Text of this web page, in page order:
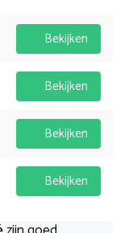
Bekijken
Bekijken
Bekijken
Bekijken